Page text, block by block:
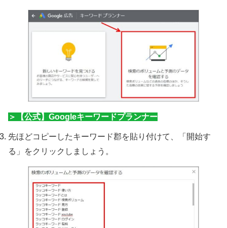
＞【公式】Googleキーワードプランナー
先ほどコピーしたキーワード郡を貼り付けて、「開始す
る」をクリックしましょう。